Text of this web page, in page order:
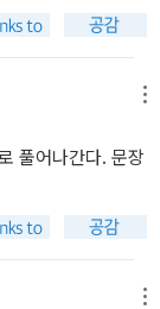
법과 로마 민법
문에 시공을 초월
은 근대 이후 독일,
대부분의 나라에
일본에 의해 대
의해 채택된 로
포함된 여러 법
야 한다. 이는 한국
풀어나간다. 문장